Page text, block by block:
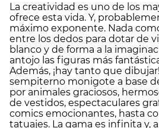
La creatividad es uno de los
ofrece esta vida. Y,
máximo exponente. Nada
entre los dedos para dotar de
blanco y de forma a la
antojo las figuras más
Además, ¡hay tanto que
sempiterno monigote a base
por animales graciosos,
de vestidos, espectaculares
comics emocionantes, hasta
tatuajes. La gama es infinita y,